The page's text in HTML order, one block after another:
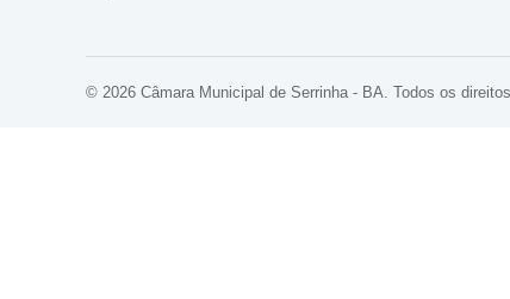
© 2026 Câmara Municipal de Serrinha - BA. Todos os